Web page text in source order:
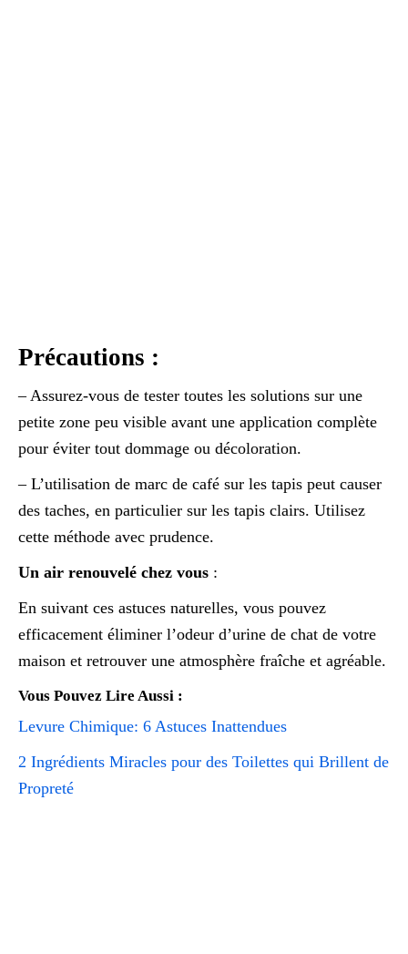
Précautions :
– Assurez-vous de tester toutes les solutions sur une
petite zone peu visible avant une application complète
pour éviter tout dommage ou décoloration.
– L’utilisation de marc de café sur les tapis peut causer
des taches, en particulier sur les tapis clairs. Utilisez
cette méthode avec prudence.
Un air renouvelé chez vous :
En suivant ces astuces naturelles, vous pouvez
efficacement éliminer l’odeur d’urine de chat de votre
maison et retrouver une atmosphère fraîche et agréable.
Vous Pouvez Lire Aussi :
Levure Chimique: 6 Astuces Inattendues
2 Ingrédients Miracles pour des Toilettes qui Brillent de
Propreté